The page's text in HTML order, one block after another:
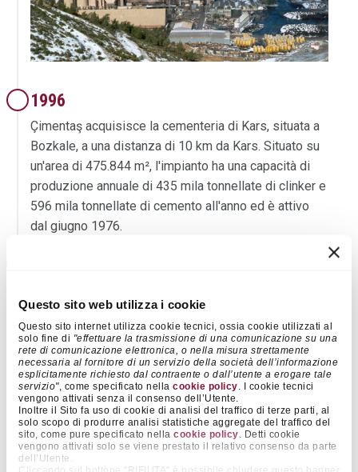
Questo sito web utilizza i cookie
Questo sito internet utilizza cookie tecnici, ossia cookie utilizzati al
solo fine di "effettuare la trasmissione di una comunicazione su una
rete di comunicazione elettronica, o nella misura strettamente
necessaria al fornitore di un servizio della società dell’informazione
esplicitamente richiesto dal contraente o dall’utente a erogare tale
servizio", come specificato nella cookie policy . I cookie tecnici
vengono attivati senza il consenso dell’Utente.
Inoltre il Sito fa uso di cookie di analisi del traffico di terze parti, al
solo scopo di produrre analisi statistiche aggregate del traffico del
sito, come pure specificato nella cookie policy . Detti cookie
vengono attivati solo se viene prestato il relativo consenso da parte
dell’Utente.
Cliccando sul bottone "RIFIUTA" è possibile chiudere questo banner
1996
Çimentaş acquisisce la cementeria di Kars, situata a
Bozkale, a una distanza di 10 km da Kars. Situato su
un'area di 475.844 m², l'impianto ha una capacità di
produzione annuale di 435 mila tonnellate di clinker e
596 mila tonnellate di cemento all'anno ed è attivo
dal giugno 1976.
ulteriormente per sviluppare la sua presenza sul
mercato interno.